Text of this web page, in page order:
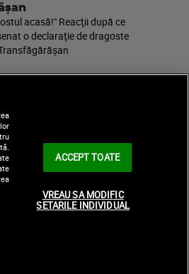
acasă!" Reacţii după ce
o declaraţie de dragoste
ACCEPT TOATE
VREAU SA MODIFIC
SETARILE INDIVIDUAL